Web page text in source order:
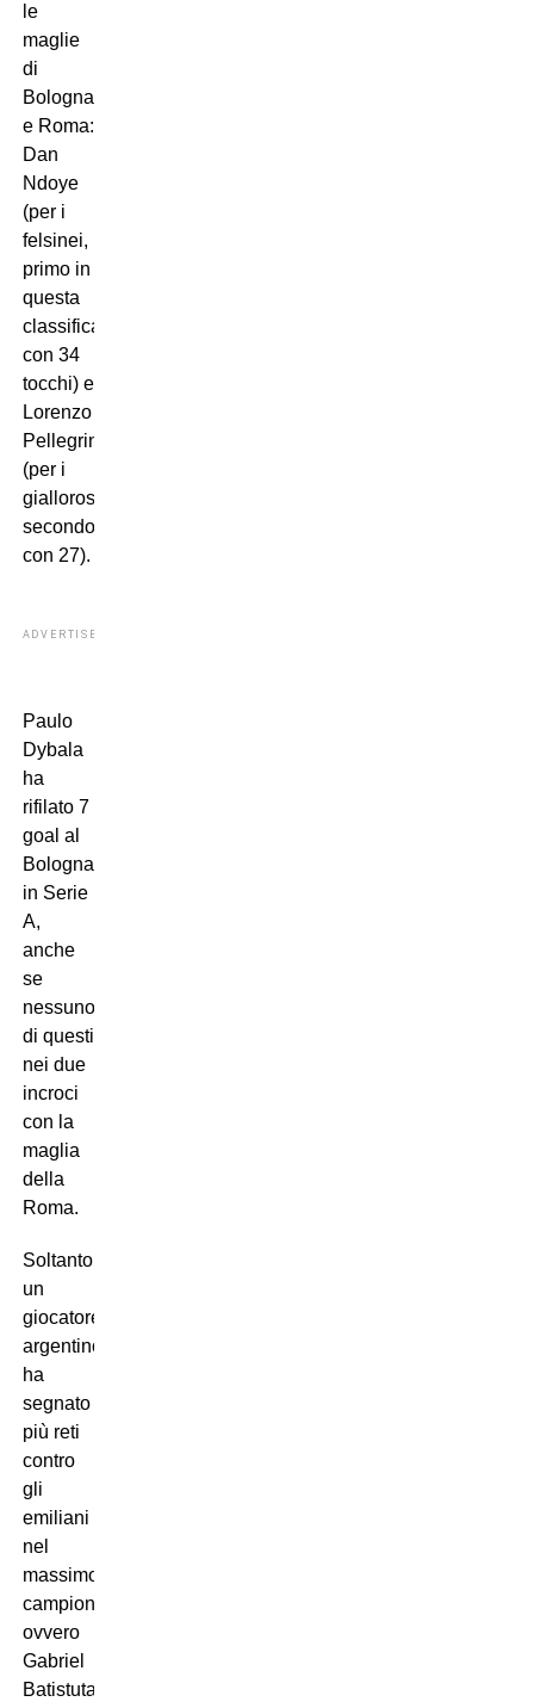
le
maglie
di
Bologna
e Roma:
Dan
Ndoye
(per i
felsinei,
primo in
questa
classifica
con 34
tocchi) e
Lorenzo
Pellegrini
(per i
giallorossi,
secondo
con 27).
ADVERTISEMENT
Paulo
Dybala
ha
rifilato 7
goal al
Bologna
in Serie
A,
anche
se
nessuno
di questi
nei due
incroci
con la
maglia
della
Roma.
Soltanto
un
giocatore
argentino
ha
segnato
più reti
contro
gli
emiliani
nel
massimo
campionato,
ovvero
Gabriel
Batistuta,